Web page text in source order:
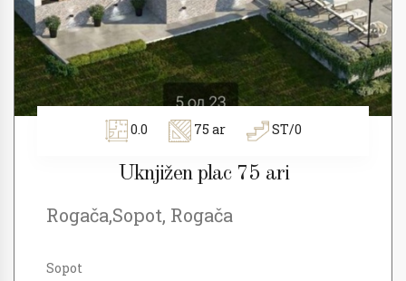
0.0 75 ar ST/0
Uknjižen plac 75 ari
Rogača,Sopot, Rogača
Sopot